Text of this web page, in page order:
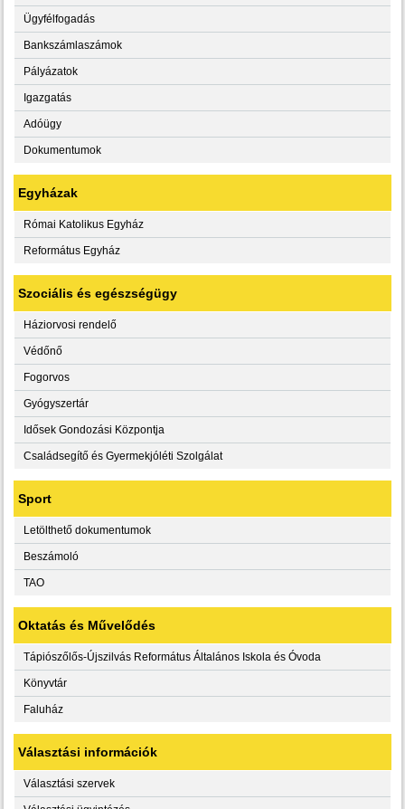
Ügyfélfogadás
Bankszámlaszámok
Pályázatok
Igazgatás
Adóügy
Dokumentumok
Egyházak
Római Katolikus Egyház
Református Egyház
Szociális és egészségügy
Háziorvosi rendelő
Védőnő
Fogorvos
Gyógyszertár
Idősek Gondozási Központja
Családsegítő és Gyermekjóléti Szolgálat
Sport
Letölthető dokumentumok
Beszámoló
TAO
Oktatás és Művelődés
Tápiószőlős-Újszilvás Református Általános Iskola és Óvoda
Könyvtár
Faluház
Választási információk
Választási szervek